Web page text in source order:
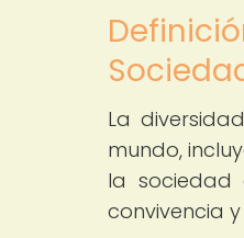
La
mundo,
la sociedad
convivencia